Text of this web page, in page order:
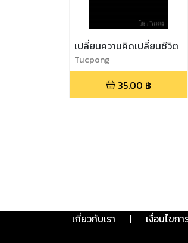
เปลี่ยนความคิดเปลี่ยนชีวิต
Tucpong
35.00 ฿
เกี่ยวกับเรา | เงื่อนไขก